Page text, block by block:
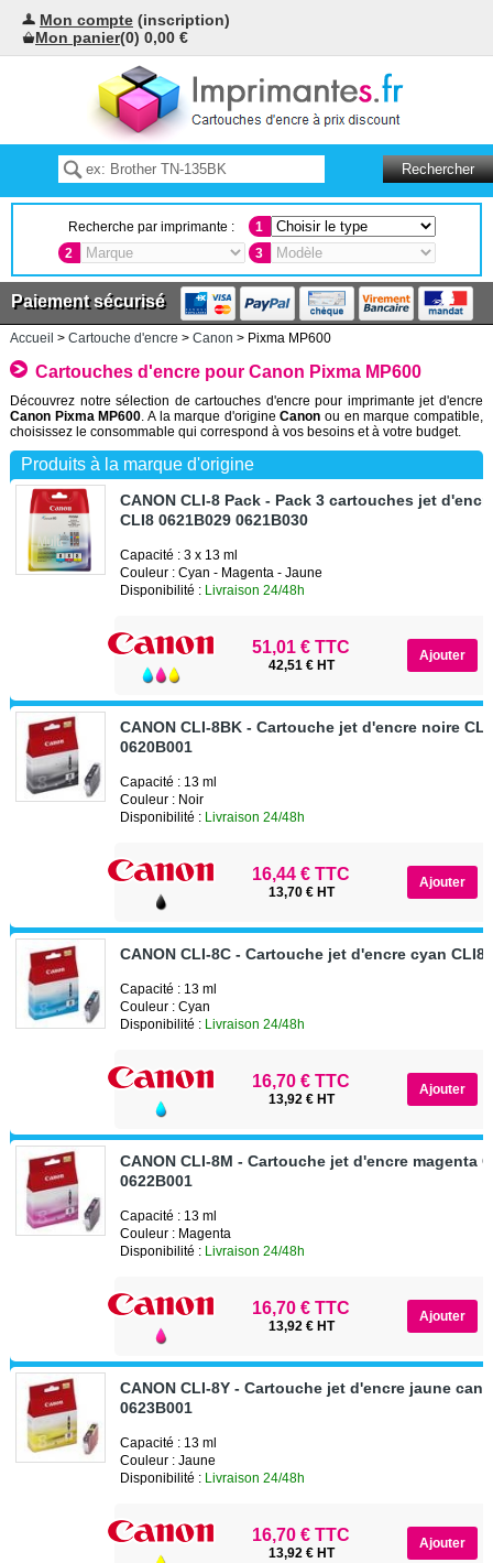
Mon compte (inscription)
Mon panier(0) 0,00 €
Recherche par imprimante :
1
2
3
Paiement sécurisé
Accueil > Cartouche d'encre > Canon > Pixma MP600
Cartouches d'encre pour Canon Pixma MP600
Découvrez notre sélection de cartouches d'encre pour imprimante jet d'encre
Canon Pixma MP600 . A la marque d'origineCanon ou en marque compatible,
choisissez le consommable qui correspond à vos besoins et à votre budget.
Produits à la marque d'origine
CANON CLI-8 Pack - Pack 3 cartouches jet
CLI8 0621B029 0621B030
Capacité : 3 x 13 ml
Couleur : Cyan - Magenta - Jaune
Disponibilité : Livraison 24/48h
51,01 € TTC
42,51 € HT
CANON CLI-8BK - Cartouche jet d'encre noire
0620B001
Capacité : 13 ml
Couleur : Noir
Disponibilité : Livraison 24/48h
16,44 € TTC
13,70 € HT
CANON CLI-8C - Cartouche jet d'encre cyan
Capacité : 13 ml
Couleur : Cyan
Disponibilité : Livraison 24/48h
16,70 € TTC
13,92 € HT
CANON CLI-8M - Cartouche jet d'encre magenta
0622B001
Capacité : 13 ml
Couleur : Magenta
Disponibilité : Livraison 24/48h
16,70 € TTC
13,92 € HT
CANON CLI-8Y - Cartouche jet d'encre jaune
0623B001
Capacité : 13 ml
Couleur : Jaune
Disponibilité : Livraison 24/48h
16,70 € TTC
13,92 € HT